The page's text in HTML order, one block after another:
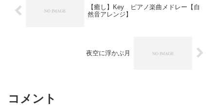
【癒し】Key ピアノ楽曲メドレー【自
然音アレンジ】
夜空に浮かぶ月
コメント